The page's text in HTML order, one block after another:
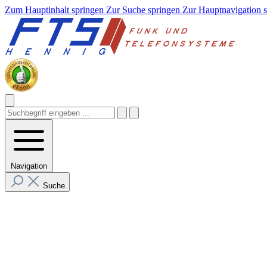
Zum Hauptinhalt springen Zur Suche springen Zur Hauptnavigation
Navigation
Suche